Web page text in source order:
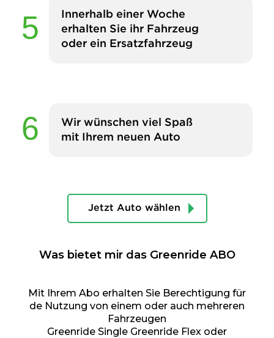
Innerhalb einer Woche
erhalten Sie ihr Fahrzeug
oder ein Ersatzfahrzeug
Wir wünschen viel Spaß
mit Ihrem neuen Auto
Jetzt Auto wählen
Was bietet mir das Greenride ABO
Mit Ihrem Abo erhalten Sie Berechtigung für
de Nutzung von einem oder auch mehreren
Fahrzeugen
Greenride Single Greenride Flex oder